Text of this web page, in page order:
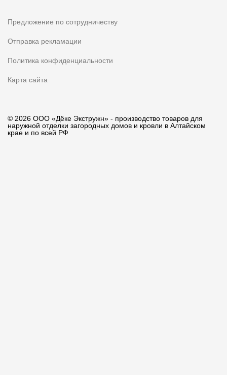
Предложение по сотрудничеству
Отправка рекламации
Политика конфиденциальности
Карта сайта
© 2026 ООО «Дёке Экстружн» - производство товаров для
наружной отделки загородных домов и кровли в Алтайском
крае и по всей РФ